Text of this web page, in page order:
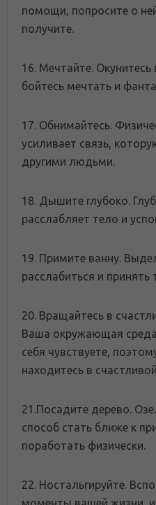
помощи, попросите о
получите.
16. Мечтайте.
бойтесь мечтать и
17. Обнимайтесь.
усиливает связь,
другими людьми.
18. Дышите глубоко.
расслабляет тело и
19. Примите ванну.
расслабиться и принять
20. Вращайтесь в
Ваша окружающая
себя чувствуете,
находитесь в
21.Посадите дерево.
способ стать ближе к
поработать физически.
22. Ностальгируйте.